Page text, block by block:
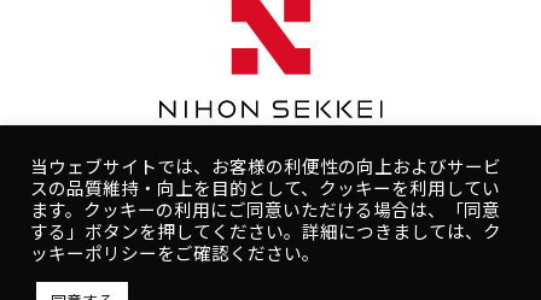
コンプライアンスポリシー
プライバシーポリシー
当ウェブサイトでは、お客様の利便性の向上およびサービ
スの品質維持・向上を目的として、クッキーを利用してい
ます。クッキーの利用にご同意いただける場合は、「同意
する」ボタンを押してください。詳細につきましては、ク
ッキーポリシーをご確認ください。